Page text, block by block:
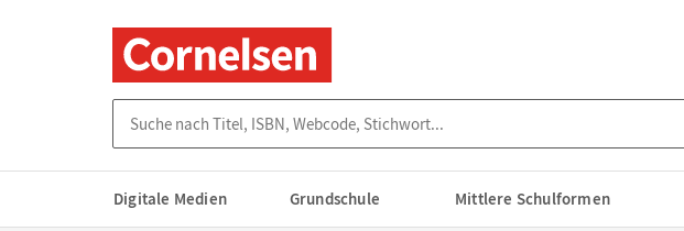
Digitale Medien Grundschule Mittlere Schulformen